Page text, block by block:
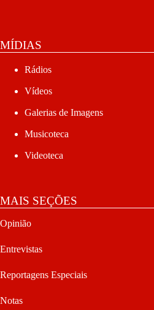
MÍDIAS
Rádios
Vídeos
Galerias de Imagens
Musicoteca
Videoteca
MAIS SEÇÕES
Opinião
Entrevistas
Reportagens Especiais
Notas